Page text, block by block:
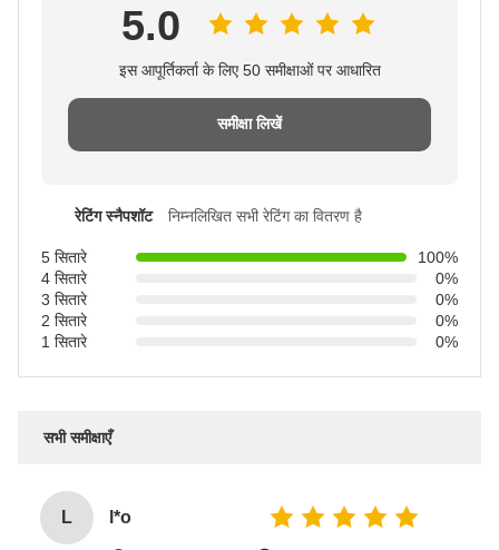
5.0
इस आपूर्तिकर्ता के लिए 50 समीक्षाओं पर आधारित
समीक्षा लिखें
रेटिंग स्नैपशॉट निम्नलिखित सभी रेटिंग का वितरण है
5 सितारे
100%
4 सितारे
0%
3 सितारे
0%
2 सितारे
0%
1 सितारे
0%
सभी समीक्षाएँ
L l*o